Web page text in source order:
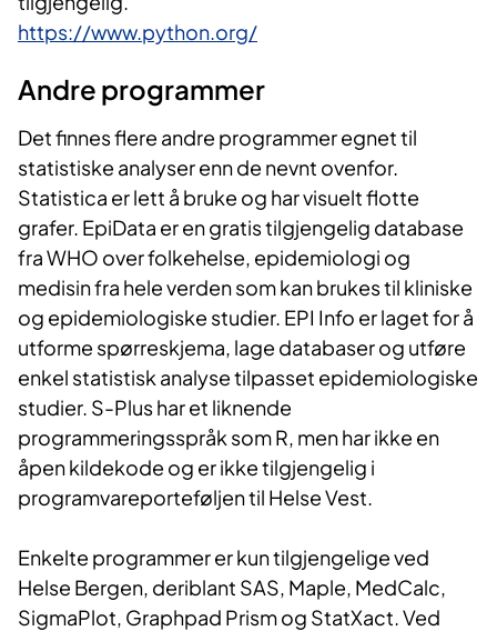
https://www.python.org/
Andre progr​​ammer
Det finnes flere andre programmer egnet til
statistiske analyser enn de nevnt ovenfor.
Statistica er lett å bruke og har visuelt flotte
grafer. EpiData er en gratis tilgjengelig database
fra WHO over folkehelse, epidemiologi og
medisin fra hele verden som kan brukes til kliniske
og epidemiologiske studier. EPI Info er laget for å
utforme spørreskjema, lage databaser og utføre
enkel statistisk analyse tilpasset epidemiologiske
studier. S-Plus har et liknende
programmeringsspråk som R, men har ikke en
åpen kildekode og er ikke tilgjengelig i
programvareporteføljen til Helse Vest.
Enkelte programmer er kun tilgjengelige ved
Helse Bergen, deriblant SAS, Maple, MedCalc,
SigmaPlot, Graphpad Prism og StatXact. Ved